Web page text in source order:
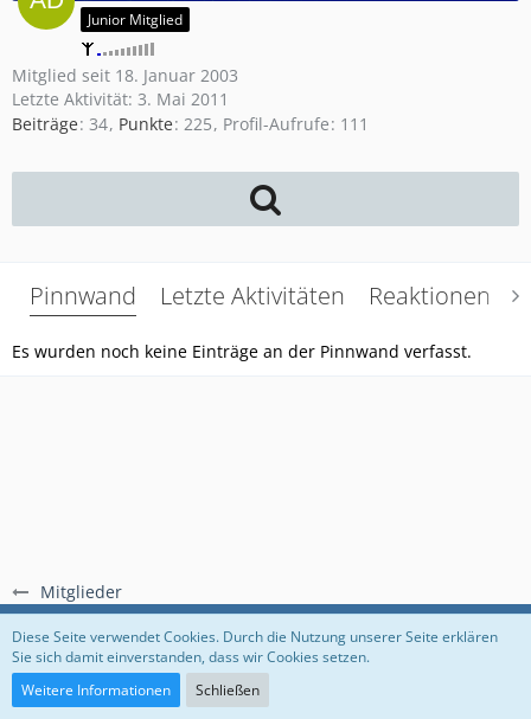
Mitglieder
Junior Mitglied
Mitglied seit 18. Januar 2003
Letzte Aktivität: 3. Mai 2011
Beiträge 34 Punkte 225 Profil-Aufrufe 111
Pinnwand Letzte Aktivitäten Reaktionen
Es wurden noch keine Einträge an der Pinnwand verfasst.
Regeln Datenschutzerklärung Impressum
Community-Software:
Diese Seite verwendet Cookies. Durch die Nutzung unserer Seite erklären
Sie sich damit einverstanden, dass wir Cookies setzen.
Weitere Informationen
Schließen